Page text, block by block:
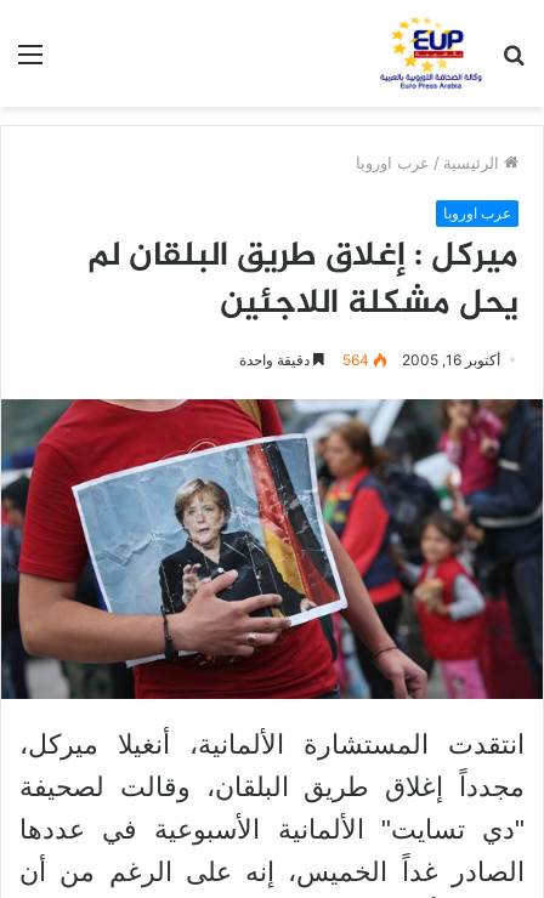
عن
الرئيسية / عرب اوروبا
عرب اوروبا
ميركل : إغلاق طريق البلقان لم
يحل مشكلة اللاجئين
أكتوبر 16, 2005 564 دقيقة واحدة
انتقدت المستشارة الألمانية، أنغيلا ميركل،
مجدداً إغلاق طريق البلقان، وقالت لصحيفة
"دي تسايت" الألمانية الأسبوعية في عددها
الصادر غداً الخميس، إنه على الرغم من أن